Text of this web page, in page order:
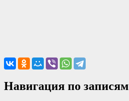
Навигация по записям